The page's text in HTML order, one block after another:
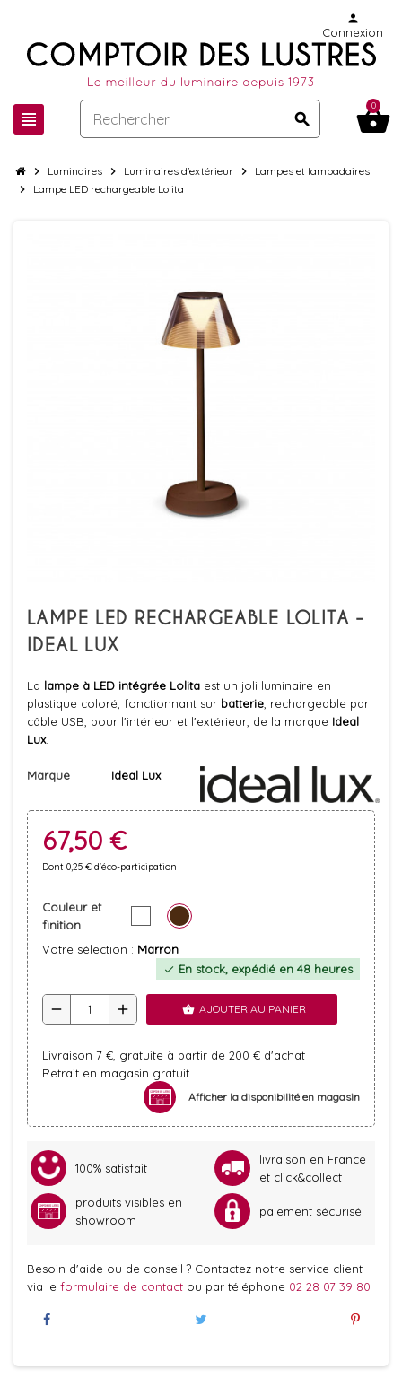
view_headline search
person
Connexion
shopping_basket
0
chevron_right Luminaires chevron_right Luminaires d'extérieur chevron_right Lampes et lampadaires
chevron_right Lampe LED rechargeable Lolita
LAMPE LED RECHARGEABLE LOLITA -
IDEAL LUX
La lampe à LED intégrée Lolita est un joli luminaire en
plastique coloré, fonctionnant sur batterie , rechargeable par
câble USB, pour l'intérieur et l'extérieur, de la marque Ideal
Lux.
Marque Ideal Lux
67,50 €
Dont 0,25 € d'éco-participation
Couleur et
finition
Votre sélection : Marron
check En stock, expédié en 48 heures
remove add shopping_basket AJOUTER AU PANIER
Livraison 7 €, gratuite à partir de 200 € d'achat
Retrait en magasin gratuit
Afficher la disponibilité en magasin
100% satisfait
livraison en France
et click&collect
produits visibles en
showroom
paiement sécurisé
Besoin d'aide ou de conseil ? Contactez notre service client
via le formulaire de contact ou par téléphone 02 28 07 39 80